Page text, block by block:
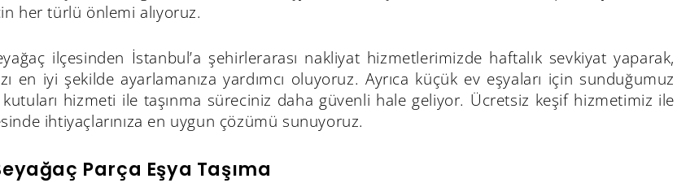
her türlü önlemi alıyoruz.
ilçesinden İstanbul’a şehirlerarası nakliyat hizmetlerimizde haftalık sevkiyat yaparak,
en iyi şekilde ayarlamanıza yardımcı oluyoruz. Ayrıca küçük ev eşyaları için sunduğumuz
hizmeti ile taşınma süreciniz daha güvenli hale geliyor. Ücretsiz keşif hizmetimiz ile
ihtiyaçlarınıza en uygun çözümü sunuyoruz.
Parça Eşya Taşıma